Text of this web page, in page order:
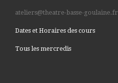
ateliers@theatre-basse-goulaine.fr
Dates et Horaires des cours
Tous les mercredis